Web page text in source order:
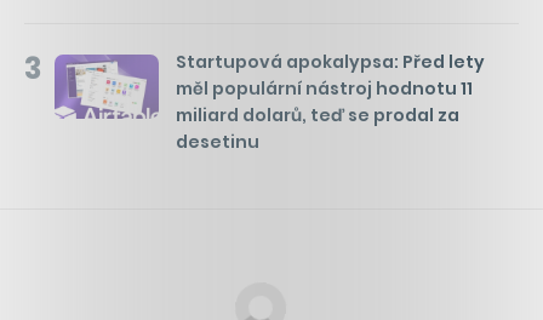
3
Startupová apokalypsa: Před lety
měl populární nástroj hodnotu 11
miliard dolarů, teď se prodal za
desetinu